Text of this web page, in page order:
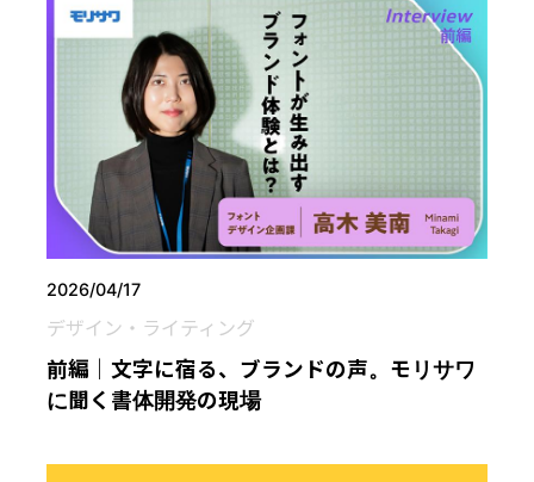
2026/04/17
デザイン・ライティング
前編｜文字に宿る、ブランドの声。モリサワ
に聞く書体開発の現場